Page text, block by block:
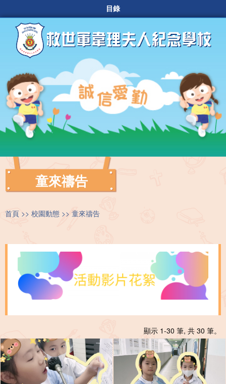
目錄
童來禱告
首頁 校園動態 童來禱告
顯示 1-30 筆, 共 30 筆。